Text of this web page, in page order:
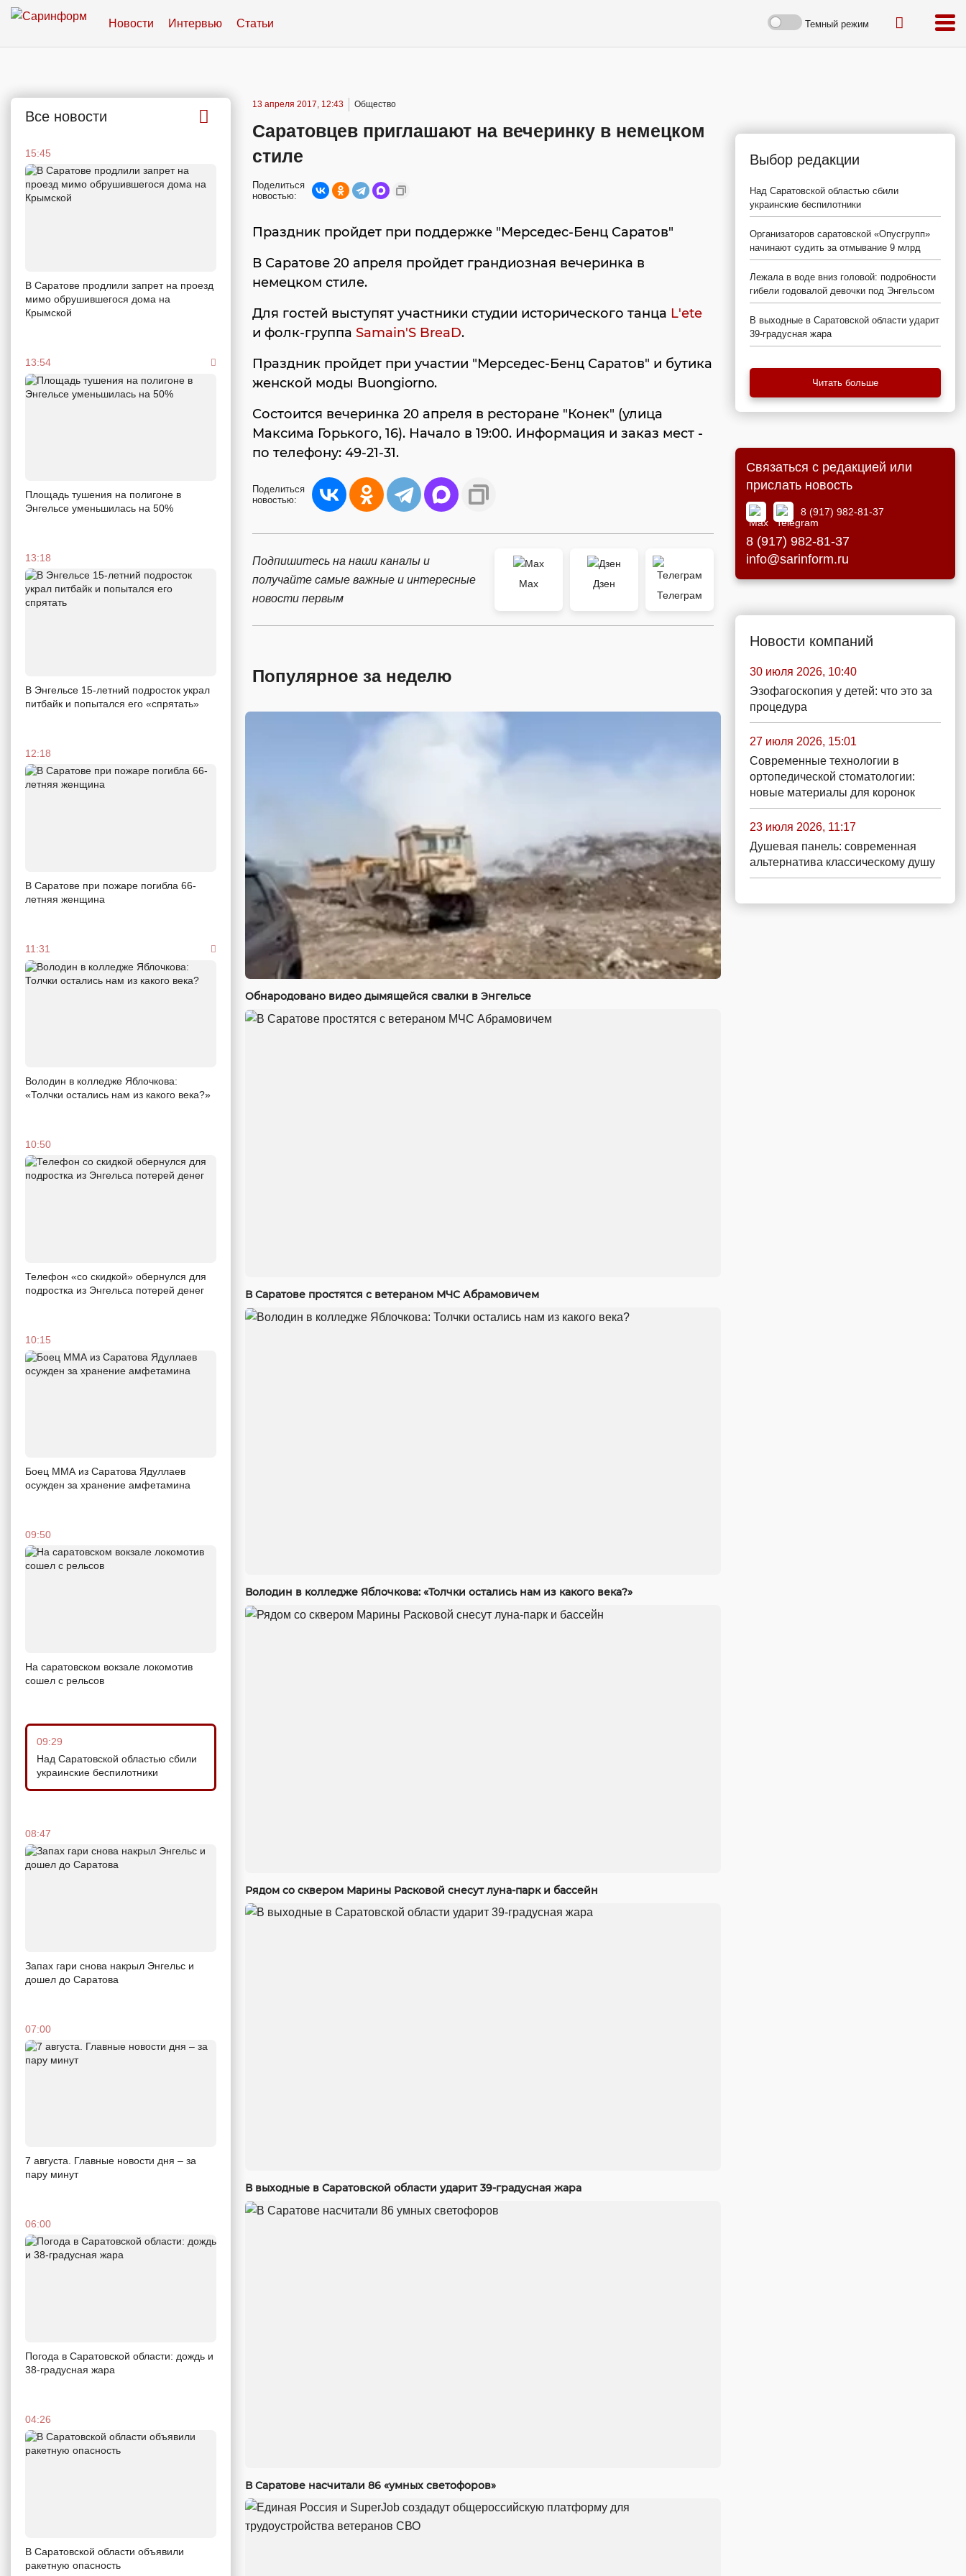
Новости Интервью Статьи Темный режим
Все новости
15:45
В Саратове продлили запрет на проезд
мимо обрушившегося дома на
Крымской
13:54
Площадь тушения на полигоне в
Энгельсе уменьшилась на 50%
13:18
В Энгельсе 15-летний подросток украл
питбайк и попытался его «спрятать»
12:18
В Саратове при пожаре погибла 66-
летняя женщина
11:31
Володин в колледже Яблочкова:
«Толчки остались нам из какого века?»
10:50
Телефон «со скидкой» обернулся для
подростка из Энгельса потерей денег
10:15
Боец ММА из Саратова Ядуллаев
осужден за хранение амфетамина
09:50
На саратовском вокзале локомотив
сошел с рельсов
09:29
Над Саратовской областью сбили
украинские беспилотники
08:47
Запах гари снова накрыл Энгельс и
дошел до Саратова
07:00
7 августа. Главные новости дня – за
пару минут
06:00
Погода в Саратовской области: дождь и
38-градусная жара
04:26
В Саратовской области объявили
ракетную опасность
13 апреля 2017, 12:43 Общество
Саратовцев приглашают на вечеринку в немецком
стиле
Поделиться
новостью:
Праздник пройдет при поддержке "Мерседес-Бенц Саратов"
В Саратове 20 апреля пройдет грандиозная вечеринка в
немецком стиле.
Для гостей выступят участники студии исторического танца L'еtе
и фолк-группа Samain'S BreaD.
Праздник пройдет при участии "Мерседес-Бенц Саратов" и бутика
женской моды Buongiorno.
Состоится вечеринка 20 апреля в ресторане "Конек" (улица
Максима Горького, 16). Начало в 19:00. Информация и заказ мест -
по телефону: 49-21-31.
Поделиться
новостью:
Подпишитесь на наши каналы и
получайте самые важные и интересные
новости первым
Max
Дзен
Телеграм
Популярное за неделю
Обнародовано видео дымящейся свалки в Энгельсе
В Саратове простятся с ветераном МЧС Абрамовичем
Володин в колледже Яблочкова: «Толчки остались нам из какого века?»
Рядом со сквером Марины Расковой снесут луна-парк и бассейн
В выходные в Саратовской области ударит 39-градусная жара
В Саратове насчитали 86 «умных светофоров»
Выбор редакции
Над Саратовской областью сбили
украинские беспилотники
Организаторов саратовской «Опусгрупп»
начинают судить за отмывание 9 млрд
Лежала в воде вниз головой: подробности
гибели годовалой девочки под Энгельсом
В выходные в Саратовской области ударит
39-градусная жара
Читать больше
Связаться с редакцией или
прислать новость
8 (917) 982-81-37
8 (917) 982-81-37
info@sarinform.ru
Новости компаний
30 июля 2026, 10:40
Эзофагоскопия у детей: что это за
процедура
27 июля 2026, 15:01
Современные технологии в
ортопедической стоматологии:
новые материалы для коронок
23 июля 2026, 11:17
Душевая панель: современная
альтернатива классическому душу